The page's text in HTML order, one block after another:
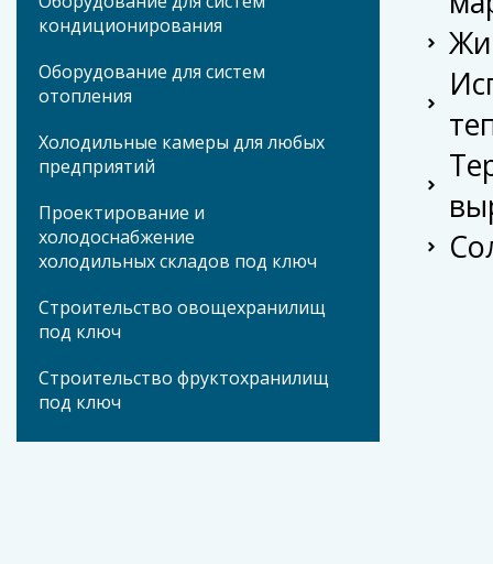
кондиционирования
Оборудование для систем
отопления
Холодильные камеры для любых
предприятий
Проектирование и
холодоснабжение
холодильных складов под ключ
Строительство овощехранилищ
под ключ
Строительство фруктохранилищ
под ключ